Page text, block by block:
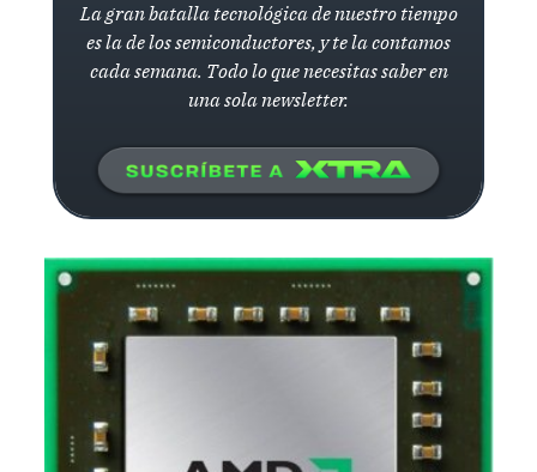
La gran batalla tecnológica de nuestro tiempo
es la de los semiconductores, y te la contamos
cada semana. Todo lo que necesitas saber en
una sola newsletter.